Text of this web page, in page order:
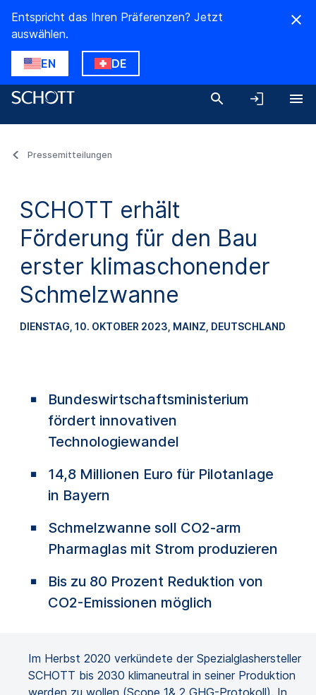
Entspricht das Ihren Präferenzen? Jetzt
auswählen.
EN DE
Pressemitteilungen
SCHOTT erhält
Förderung für den Bau
erster klimaschonender
Schmelzwanne
DIENSTAG, 10. OKTOBER 2023 , MAINZ, DEUTSCHLAND
Bundeswirtschaftsministerium
fördert innovativen
Technologiewandel
14,8 Millionen Euro für Pilotanlage
in Bayern
Schmelzwanne soll CO2-arm
Pharmaglas mit Strom produzieren
Bis zu 80 Prozent Reduktion von
CO2-Emissionen möglich
Im Herbst 2020 verkündete der Spezialglashersteller
SCHOTT bis 2030 klimaneutral in seiner Produktion
werden zu wollen (Scope 1& 2 GHG-Protokoll). In